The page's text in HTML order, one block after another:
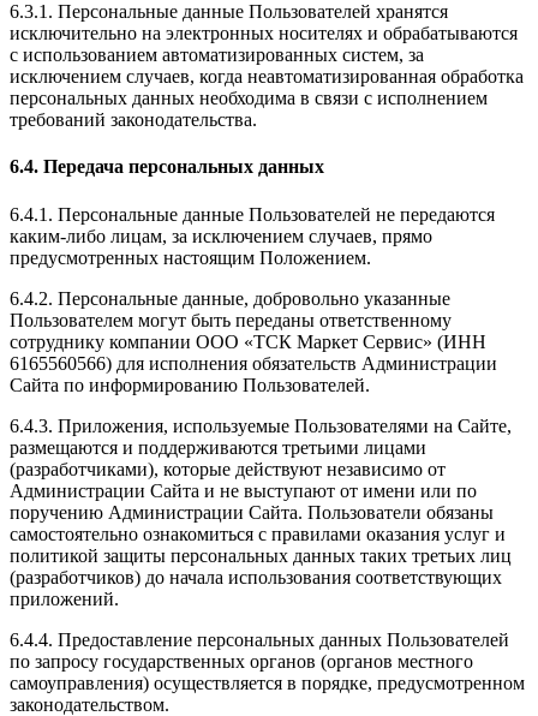
6.3.1. Персональные данные Пользователей хранятся
исключительно на электронных носителях и обрабатываются
с использованием автоматизированных систем, за
исключением случаев, когда неавтоматизированная обработка
персональных данных необходима в связи с исполнением
требований законодательства.
6.4. Передача персональных данных
6.4.1. Персональные данные Пользователей не передаются
каким-либо лицам, за исключением случаев, прямо
предусмотренных настоящим Положением.
6.4.2. Персональные данные, добровольно указанные
Пользователем могут быть переданы ответственному
сотруднику компании ООО «ТСК Маркет Сервис» (ИНН
6165560566) для исполнения обязательств Администрации
Сайта по информированию Пользователей.
6.4.3. Приложения, используемые Пользователями на Сайте,
размещаются и поддерживаются третьими лицами
(разработчиками), которые действуют независимо от
Администрации Сайта и не выступают от имени или по
поручению Администрации Сайта. Пользователи обязаны
самостоятельно ознакомиться с правилами оказания услуг и
политикой защиты персональных данных таких третьих лиц
(разработчиков) до начала использования соответствующих
приложений.
6.4.4. Предоставление персональных данных Пользователей
по запросу государственных органов (органов местного
самоуправления) осуществляется в порядке, предусмотренном
законодательством.